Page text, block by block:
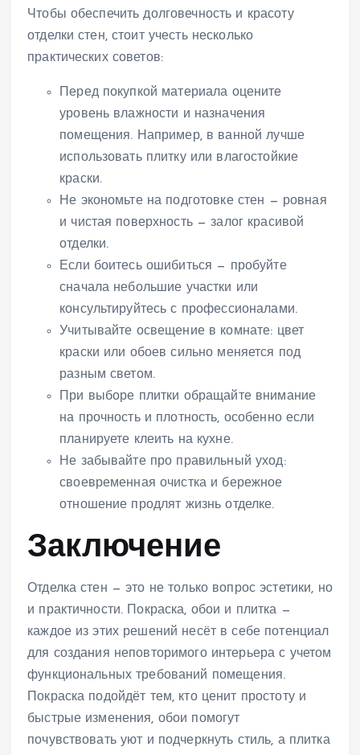
Чтобы обеспечить долговечность и красоту
отделки стен, стоит учесть несколько
практических советов:
Перед покупкой материала оцените
уровень влажности и назначения
помещения. Например, в ванной лучше
использовать плитку или влагостойкие
краски.
Не экономьте на подготовке стен — ровная
и чистая поверхность — залог красивой
отделки.
Если боитесь ошибиться — пробуйте
сначала небольшие участки или
консультируйтесь с профессионалами.
Учитывайте освещение в комнате: цвет
краски или обоев сильно меняется под
разным светом.
При выборе плитки обращайте внимание
на прочность и плотность, особенно если
планируете клеить на кухне.
Не забывайте про правильный уход:
своевременная очистка и бережное
отношение продлят жизнь отделке.
Заключение
Отделка стен — это не только вопрос эстетики, но
и практичности. Покраска, обои и плитка —
каждое из этих решений несёт в себе потенциал
для создания неповторимого интерьера с учетом
функциональных требований помещения.
Покраска подойдёт тем, кто ценит простоту и
быстрые изменения, обои помогут
почувствовать уют и подчеркнуть стиль, а плитка